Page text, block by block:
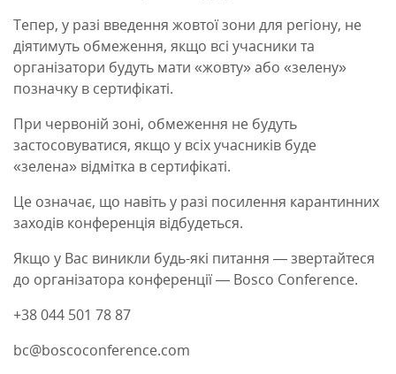
Тепер, у разі введення жовтої зони для регіону, не
діятимуть обмеження, якщо всі учасники та
організатори будуть мати «жовту» або «зелену»
позначку в сертифікаті.
При червоній зоні, обмеження не будуть
застосовуватися, якщо у всіх учасників буде
«зелена» відмітка в сертифікаті.
Це означає, що навіть у разі посилення карантинних
заходів конференція відбудеться.
Якщо у Вас виникли будь-які питання — звертайтеся
до організатора конференції — Bosco Conference.
+38 044 501 78 87
bc@boscoconference.com